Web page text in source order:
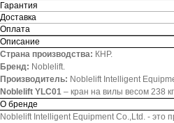
Гарантия
Доставка
Оплата
Описание
Страна производства: КНР.
Бренд: Noblelift.
Производитель: Noblelift Intelligent
Noblelift YLС01 – кран на вилы весом 238 кг
О бренде
Noblelift Intelligent Equipment Co.,Ltd. - это